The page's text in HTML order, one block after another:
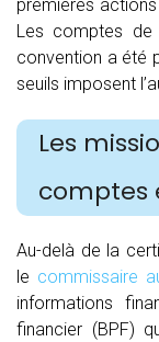
premières
Les comptes de
convention a été
seuils imposent
Les
comptes
Au-delà de la
le commissaire
informations
financier (BPF)